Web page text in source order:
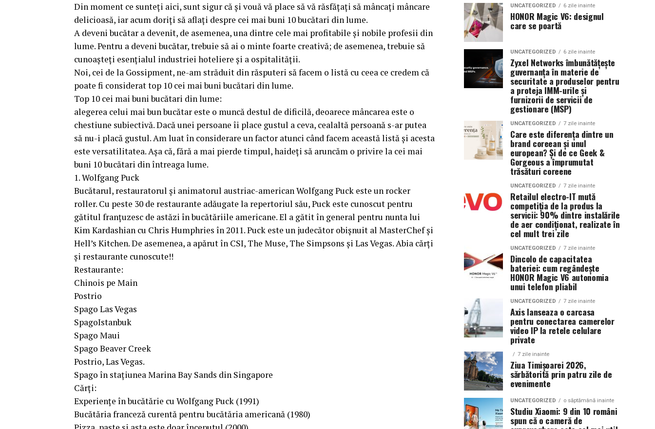
Din moment ce sunteți aici, sunt sigur că și vouă vă place să vă răsfățați să mâncați mâncare
delicioasă, iar acum doriți să aflați despre cei mai buni 10 bucătari din lume.
A deveni bucătar a devenit, de asemenea, una dintre cele mai profitabile și nobile profesii din
lume. Pentru a deveni bucătar, trebuie să ai o minte foarte creativă; de asemenea, trebuie să
cunoașteți esențialul industriei hoteliere și a ospitalității.
Noi, cei de la Gossipment, ne-am străduit din răsputeri să facem o listă cu ceea ce credem că
poate fi considerat top 10 cei mai buni bucătari din lume.
Top 10 cei mai buni bucătari din lume:
alegerea celui mai bun bucătar este o muncă destul de dificilă, deoarece mâncarea este o
chestiune subiectivă. Dacă unei persoane îi place gustul a ceva, cealaltă persoană s-ar putea
să nu-i placă gustul. Am luat în considerare un factor atunci când facem această listă și acesta
este versatilitatea. Așa că, fără a mai pierde timpul, haideți să aruncăm o privire la cei mai
buni 10 bucătari din întreaga lume.
1. Wolfgang Puck
Bucătarul, restauratorul și animatorul austriac-american Wolfgang Puck este un rocker
roller. Cu peste 30 de restaurante adăugate la repertoriul său, Puck este cunoscut pentru
gătitul franțuzesc de astăzi în bucătăriile americane. El a gătit în general pentru nunta lui
Kim Kardashian cu Chris Humphries în 2011. Puck este un judecător obișnuit al MasterChef și
Hell’s Kitchen. De asemenea, a apărut în CSI, The Muse, The Simpsons și Las Vegas. Abia cărți
și restaurante cunoscute!!
Restaurante:
Chinois pe Main
Postrio
Spago Las Vegas
SpagoIstanbuk
Spago Maui
Spago Beaver Creek
Postrio, Las Vegas.
Spago în stațiunea Marina Bay Sands din Singapore
Cărți:
Experiențe în bucătărie cu Wolfgang Puck (1991)
Bucătăria franceză curentă pentru bucătăria americană (1980)
UNCATEGORIZED 6 zile inainte
HONOR Magic V6: designul
care se poartă
UNCATEGORIZED 6 zile inainte
Zyxel Networks îmbunătățește
guvernanța în materie de
securitate a produselor pentru
a proteja IMM-urile și
furnizorii de servicii de
gestionare (MSP)
UNCATEGORIZED 7 zile inainte
Care este diferența dintre un
brand coreean și unul
european? Și de ce Geek &
Gorgeous a împrumutat
trăsături coreene
UNCATEGORIZED 7 zile inainte
Retailul electro-IT mută
competiția de la produs la
servicii: 90% dintre instalările
de aer condiționat, realizate în
cel mult trei zile
UNCATEGORIZED 7 zile inainte
Dincolo de capacitatea
bateriei: cum regândește
HONOR Magic V6 autonomia
unui telefon pliabil
UNCATEGORIZED 7 zile inainte
Axis lanseaza o carcasa
pentru conectarea camerelor
video IP la retele celulare
private
7 zile inainte
Ziua Timișoarei 2026,
sărbătorită prin patru zile de
evenimente
UNCATEGORIZED o săptămână inainte
Studiu Xiaomi: 9 din 10 români
spun că o cameră de